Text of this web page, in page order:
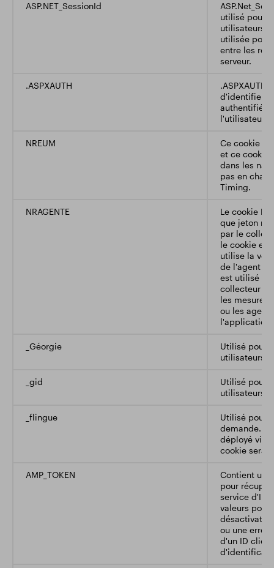
ASP.NET_SessionId
utilisé pour
utilisateurs
utilisée pour
entre les
serveur.
.ASPXAUTH
.ASPXAUTH
d'identifier
authentifié
l'utilisateur
NREUM
Ce cookie
et ce cookie
dans les
pas en
Timing.
NRAGENTE
Le cookie
que jeton
par le
le cookie
utilise la
de l'agent
est utilisé
collecteur «
les mesures
ou les
l'application
_Géorgie
Utilisé pour
utilisateurs.
_gid
Utilisé pour
utilisateurs.
_flingue
Utilisé pour
demande.
déployé via
cookie sera
AMP_TOKEN
Contient un
pour
service d'ID
valeurs
ou une
d'un ID